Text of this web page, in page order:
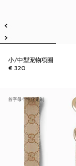
小/中型宠物项圈
€ 320
首字母个性化定制